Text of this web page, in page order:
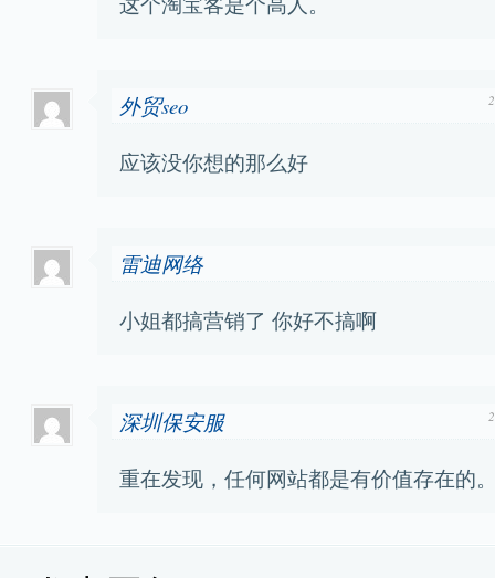
外贸seo
应该没你想的那么好
雷迪网络
小姐都搞营销了 你好不搞啊
深圳保安服
重在发现，任何网站都是有价值存在的